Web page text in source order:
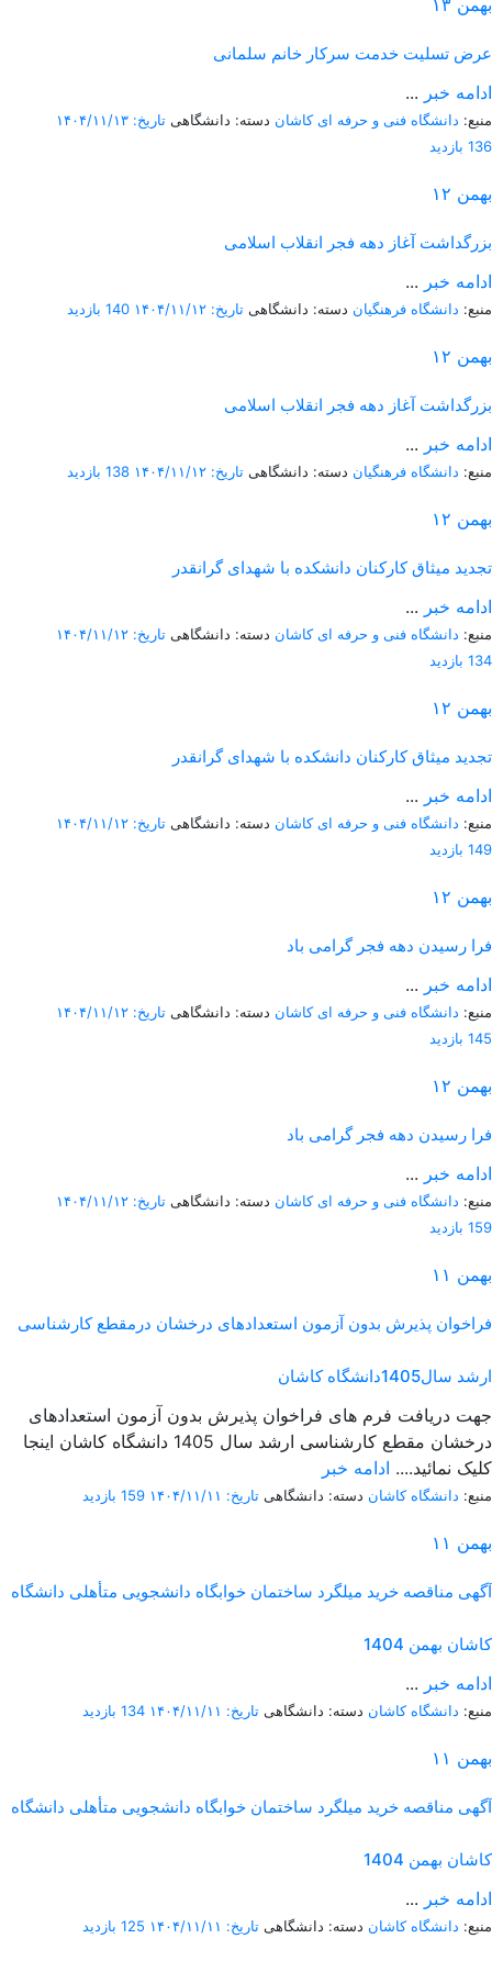
۱۳ بهمن
عرض تسلیت خدمت سرکار خانم سلمانی
... ادامه خبر
منبع: دانشگاه فنی و حرفه ای کاشان دسته: دانشگاهی تاریخ: ۱۴۰۴/۱۱/۱۳
136 بازدید
۱۲ بهمن
بزرگداشت آغاز دهه فجر انقلاب اسلامی
... ادامه خبر
منبع: دانشگاه فرهنگیان دسته: دانشگاهی تاریخ: ۱۴۰۴/۱۱/۱۲ 140 بازدید
۱۲ بهمن
بزرگداشت آغاز دهه فجر انقلاب اسلامی
... ادامه خبر
منبع: دانشگاه فرهنگیان دسته: دانشگاهی تاریخ: ۱۴۰۴/۱۱/۱۲ 138 بازدید
۱۲ بهمن
تجدید میثاق کارکنان دانشکده با شهدای گرانقدر
... ادامه خبر
منبع: دانشگاه فنی و حرفه ای کاشان دسته: دانشگاهی تاریخ: ۱۴۰۴/۱۱/۱۲
134 بازدید
۱۲ بهمن
تجدید میثاق کارکنان دانشکده با شهدای گرانقدر
... ادامه خبر
منبع: دانشگاه فنی و حرفه ای کاشان دسته: دانشگاهی تاریخ: ۱۴۰۴/۱۱/۱۲
149 بازدید
۱۲ بهمن
فرا رسیدن دهه فجر گرامی باد
... ادامه خبر
منبع: دانشگاه فنی و حرفه ای کاشان دسته: دانشگاهی تاریخ: ۱۴۰۴/۱۱/۱۲
145 بازدید
۱۲ بهمن
فرا رسیدن دهه فجر گرامی باد
... ادامه خبر
منبع: دانشگاه فنی و حرفه ای کاشان دسته: دانشگاهی تاریخ: ۱۴۰۴/۱۱/۱۲
159 بازدید
۱۱ بهمن
فراخوان پذیرش بدون آزمون استعدادهای درخشان درمقطع کارشناسی
ارشد سال1405دانشگاه کاشان
جهت دریافت فرم های فراخوان پذیرش بدون آزمون استعدادهای
درخشان مقطع کارشناسی ارشد سال 1405 دانشگاه کاشان اینجا
کلیک نمائید.... ادامه خبر
منبع: دانشگاه کاشان دسته: دانشگاهی تاریخ: ۱۴۰۴/۱۱/۱۱ 159 بازدید
۱۱ بهمن
آگهی مناقصه خرید میلگرد ساختمان خوابگاه دانشجویی متأهلی دانشگاه
کاشان بهمن 1404
... ادامه خبر
منبع: دانشگاه کاشان دسته: دانشگاهی تاریخ: ۱۴۰۴/۱۱/۱۱ 134 بازدید
۱۱ بهمن
آگهی مناقصه خرید میلگرد ساختمان خوابگاه دانشجویی متأهلی دانشگاه
کاشان بهمن 1404
... ادامه خبر
منبع: دانشگاه کاشان دسته: دانشگاهی تاریخ: ۱۴۰۴/۱۱/۱۱ 125 بازدید